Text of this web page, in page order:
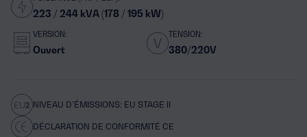
223 / 244 kVA (178 / 195 kW)
VERSION:
Ouvert
TENSION:
380/220V
NIVEAU D’ÉMISSIONS: EU STAGE II
DÉCLARATION DE CONFORMITÉ CE